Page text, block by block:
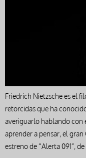
Friedrich Nietzsche es el
retorcidas que ha
averiguarlo hablando con
aprender a pensar, el gran
estreno de “Alerta 091”,